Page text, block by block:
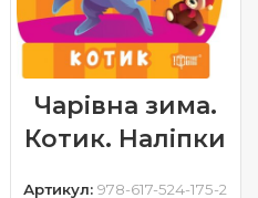
Чарівна зима.
Котик. Наліпки
Артикул:978-617-524-175-2